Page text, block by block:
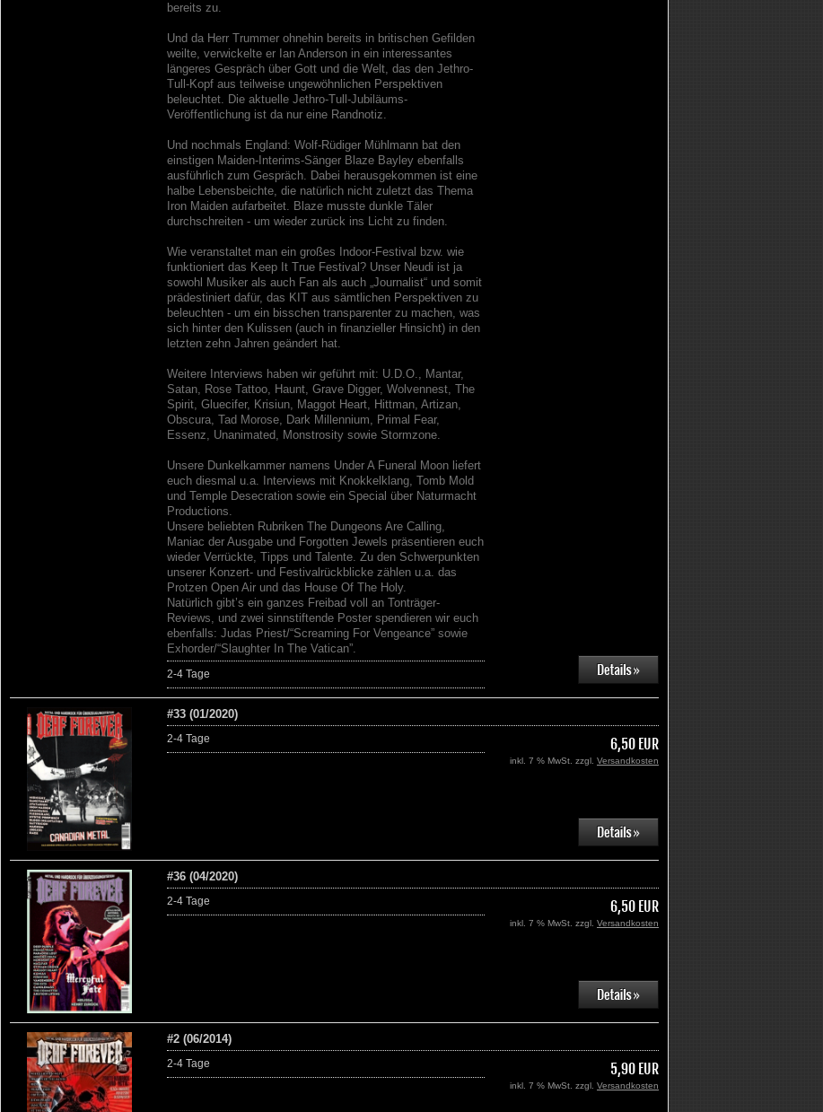
bereits zu.
Und da Herr Trummer ohnehin bereits in britischen Gefilden
weilte, verwickelte er Ian Anderson in ein interessantes
längeres Gespräch über Gott und die Welt, das den Jethro-
Tull-Kopf aus teilweise ungewöhnlichen Perspektiven
beleuchtet. Die aktuelle Jethro-Tull-Jubiläums-
Veröffentlichung ist da nur eine Randnotiz.
Und nochmals England: Wolf-Rüdiger Mühlmann bat den
einstigen Maiden-Interims-Sänger Blaze Bayley ebenfalls
ausführlich zum Gespräch. Dabei herausgekommen ist eine
halbe Lebensbeichte, die natürlich nicht zuletzt das Thema
Iron Maiden aufarbeitet. Blaze musste dunkle Täler
durchschreiten - um wieder zurück ins Licht zu finden.
Wie veranstaltet man ein großes Indoor-Festival bzw. wie
funktioniert das Keep It True Festival? Unser Neudi ist ja
sowohl Musiker als auch Fan als auch „Journalist“ und somit
prädestiniert dafür, das KIT aus sämtlichen Perspektiven zu
beleuchten - um ein bisschen transparenter zu machen, was
sich hinter den Kulissen (auch in finanzieller Hinsicht) in den
letzten zehn Jahren geändert hat.
Weitere Interviews haben wir geführt mit: U.D.O., Mantar,
Satan, Rose Tattoo, Haunt, Grave Digger, Wolvennest, The
Spirit, Gluecifer, Krisiun, Maggot Heart, Hittman, Artizan,
Obscura, Tad Morose, Dark Millennium, Primal Fear,
Essenz, Unanimated, Monstrosity sowie Stormzone.
Unsere Dunkelkammer namens Under A Funeral Moon liefert
euch diesmal u.a. Interviews mit Knokkelklang, Tomb Mold
und Temple Desecration sowie ein Special über Naturmacht
Productions.
Unsere beliebten Rubriken The Dungeons Are Calling,
Maniac der Ausgabe und Forgotten Jewels präsentieren euch
wieder Verrückte, Tipps und Talente. Zu den Schwerpunkten
unserer Konzert- und Festivalrückblicke zählen u.a. das
Protzen Open Air und das House Of The Holy.
Natürlich gibt’s ein ganzes Freibad voll an Tonträger-
Reviews, und zwei sinnstiftende Poster spendieren wir euch
ebenfalls: Judas Priest/“Screaming For Vengeance” sowie
Exhorder/“Slaughter In The Vatican”.
2-4 Tage
#33 (01/2020)
2-4 Tage 6,50 EUR
inkl. 7 % MwSt. zzgl. Versandkosten
#36 (04/2020)
2-4 Tage 6,50 EUR
inkl. 7 % MwSt. zzgl. Versandkosten
#2 (06/2014)
2-4 Tage 5,90 EUR
inkl. 7 % MwSt. zzgl. Versandkosten